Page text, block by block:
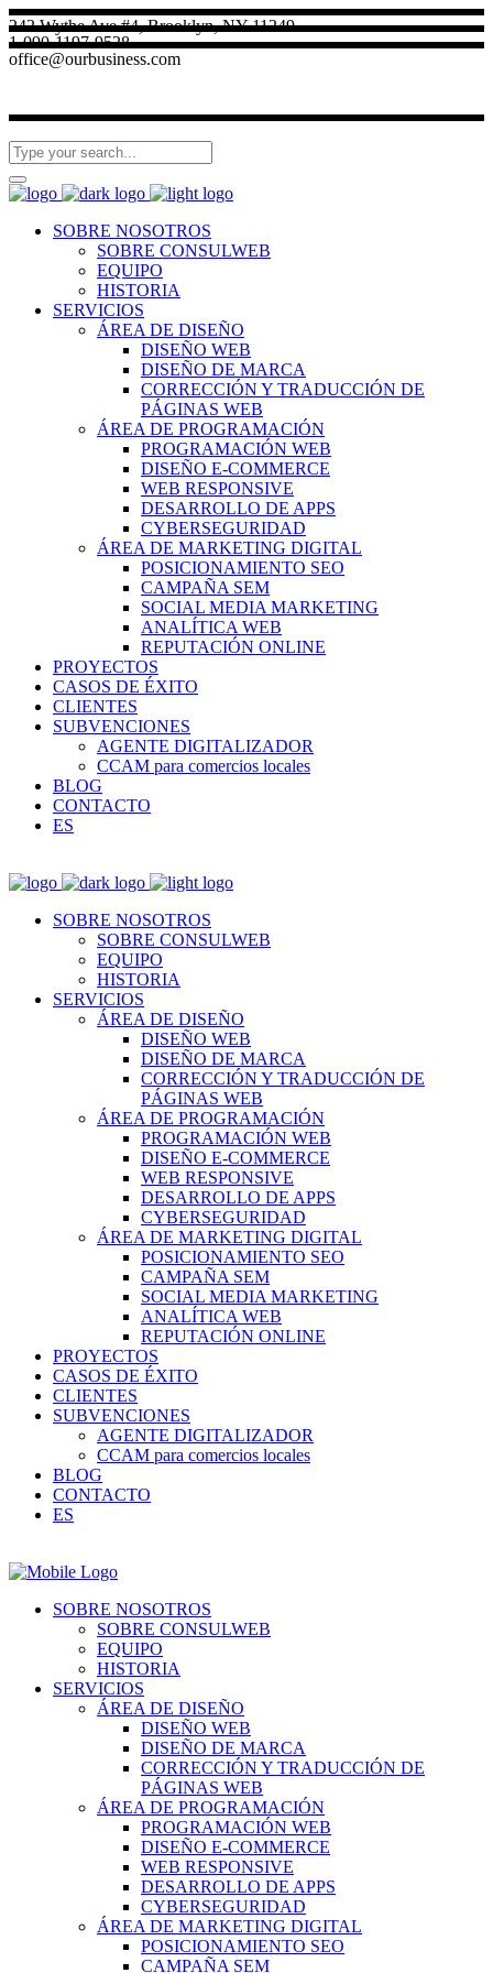
242 Wythe Ave #4, Brooklyn, NY 11249
1-090-1197-9528
office@ourbusiness.com
SOBRE NOSOTROS
SOBRE CONSULWEB
EQUIPO
HISTORIA
SERVICIOS
ÁREA DE DISEÑO
DISEÑO WEB
DISEÑO DE MARCA
CORRECCIÓN Y TRADUCCIÓN DE
PÁGINAS WEB
ÁREA DE PROGRAMACIÓN
PROGRAMACIÓN WEB
DISEÑO E-COMMERCE
WEB RESPONSIVE
DESARROLLO DE APPS
CYBERSEGURIDAD
ÁREA DE MARKETING DIGITAL
POSICIONAMIENTO SEO
CAMPAÑA SEM
SOCIAL MEDIA MARKETING
ANALÍTICA WEB
REPUTACIÓN ONLINE
PROYECTOS
CASOS DE ÉXITO
CLIENTES
SUBVENCIONES
AGENTE DIGITALIZADOR
CCAM para comercios locales
BLOG
CONTACTO
ES
SOBRE NOSOTROS
SOBRE CONSULWEB
EQUIPO
HISTORIA
SERVICIOS
ÁREA DE DISEÑO
DISEÑO WEB
DISEÑO DE MARCA
CORRECCIÓN Y TRADUCCIÓN DE
PÁGINAS WEB
ÁREA DE PROGRAMACIÓN
PROGRAMACIÓN WEB
DISEÑO E-COMMERCE
WEB RESPONSIVE
DESARROLLO DE APPS
CYBERSEGURIDAD
ÁREA DE MARKETING DIGITAL
POSICIONAMIENTO SEO
CAMPAÑA SEM
SOCIAL MEDIA MARKETING
ANALÍTICA WEB
REPUTACIÓN ONLINE
PROYECTOS
CASOS DE ÉXITO
CLIENTES
SUBVENCIONES
AGENTE DIGITALIZADOR
CCAM para comercios locales
BLOG
CONTACTO
ES
SOBRE NOSOTROS
SOBRE CONSULWEB
EQUIPO
HISTORIA
SERVICIOS
ÁREA DE DISEÑO
DISEÑO WEB
DISEÑO DE MARCA
CORRECCIÓN Y TRADUCCIÓN DE
PÁGINAS WEB
ÁREA DE PROGRAMACIÓN
PROGRAMACIÓN WEB
DISEÑO E-COMMERCE
WEB RESPONSIVE
DESARROLLO DE APPS
CYBERSEGURIDAD
ÁREA DE MARKETING DIGITAL
POSICIONAMIENTO SEO
CAMPAÑA SEM